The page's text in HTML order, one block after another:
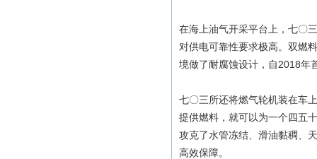
在海上油气开采平台上，七〇
对供电可靠性要求极高。双燃
境做了耐腐蚀设计，自2018年
七〇三所还将燃气轮机装在车
提供燃料，就可以为一个四五
攻克了水管冻结、滑油黏稠、
高效保障。